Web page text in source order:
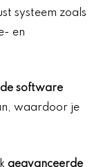
systeem zoals
en
software
waardoor je
geavanceerde